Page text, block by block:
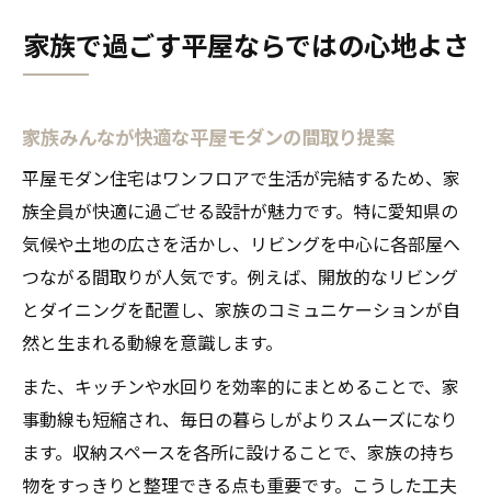
家族で過ごす平屋ならではの心地よさ
家族みんなが快適な平屋モダンの間取り提案
平屋モダン住宅はワンフロアで生活が完結するため、家
族全員が快適に過ごせる設計が魅力です。特に愛知県の
気候や土地の広さを活かし、リビングを中心に各部屋へ
つながる間取りが人気です。例えば、開放的なリビング
とダイニングを配置し、家族のコミュニケーションが自
然と生まれる動線を意識します。
また、キッチンや水回りを効率的にまとめることで、家
事動線も短縮され、毎日の暮らしがよりスムーズになり
ます。収納スペースを各所に設けることで、家族の持ち
物をすっきりと整理できる点も重要です。こうした工夫